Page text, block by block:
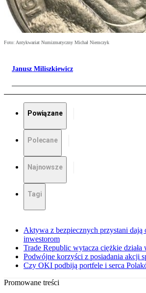
Foto: Antykwariat Numizmatyczny Michał Niemczyk
Janusz Miliszkiewicz
Powiązane
Polecane
Najnowsze
Tagi
Aktywa z bezpiecznych przystani dają
inwestorom
Trade Republic wytacza ciężkie
Podwójne korzyści z posiadania akcji
Czy OKI podbiją portfele i serca
Promowane treści